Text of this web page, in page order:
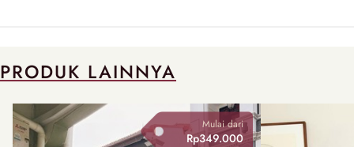
PRODUK LAINNYA
Mulai dari
Rp349.000